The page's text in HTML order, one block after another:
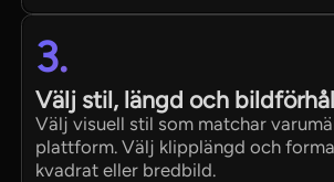
3.
Välj stil, längd och
Välj visuell stil som matchar
plattform. Välj klipplängd och
kvadrat eller bredbild.